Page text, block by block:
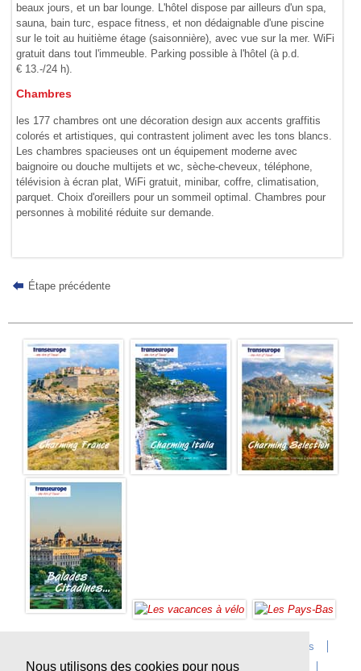
Nous utilisons des cookies pour nous
beaux jours, et un bar lounge. L'hôtel dispose par ailleurs d'un spa,
sauna, bain turc, espace fitness, et non dédaignable d'une piscine
sur le toit au huitième étage (saisonnière), avec vue sur la mer. WiFi
gratuit dans tout l'immeuble. Parking possible à l'hôtel (à p.d.
€ 13.-/24 h).
Chambres
les 177 chambres ont une décoration design aux accents graffitis
colorés et artistiques, qui contrastent joliment avec les tons blancs.
Les chambres spacieuses ont un équipement moderne avec
baignoire ou douche multijets et wc, sèche-cheveux, téléphone,
télévision à écran plat, WiFi gratuit, minibar, coffre, climatisation,
parquet. Choix d'oreillers pour un sommeil optimal. Chambres pour
personnes à mobilité réduite sur demande.
Étape précédente
Postes vacants
Contact
Questions? Agences